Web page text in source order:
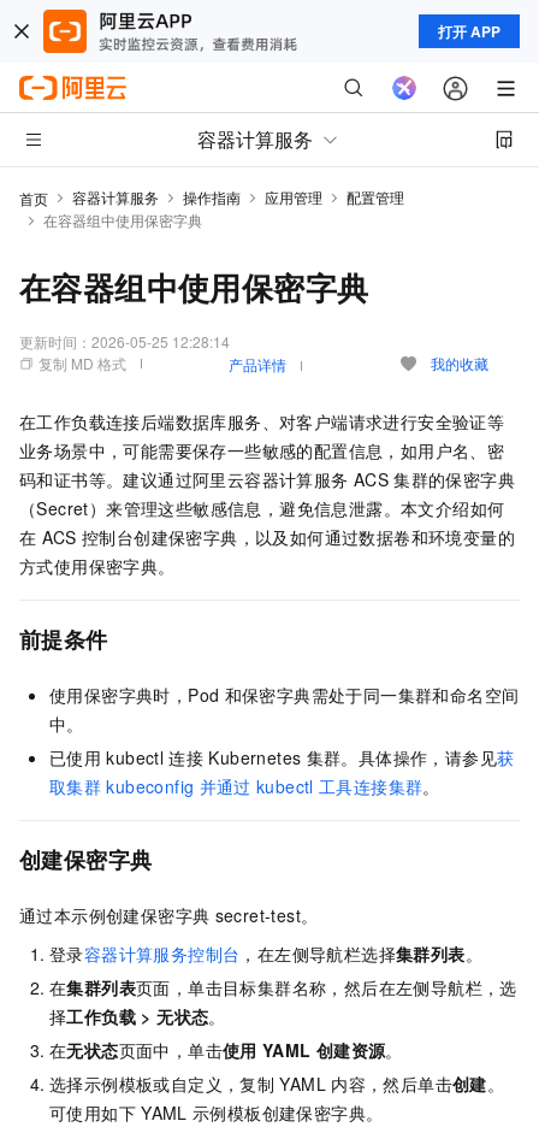
打开 APP
容器计算服务
首页 容器计算服务 操作指南 应用管理
配置管理
在容器组中使用保密字典
在容器组中使用保密字典
更新时间： 2026-05-25 12:28:14
复制 MD 格式
产品详情 我的收藏
在工作负载连接后端数据库服务、对客户端请求进行安全验证等
业务场景中，可能需要保存一些敏感的配置信息，如用户名、密
码和证书等。建议通过阿里云容器计算服务 ACS 集群的保密字典
（Secret）来管理这些敏感信息，避免信息泄露。本文介绍如何
在 ACS 控制台创建保密字典，以及如何通过数据卷和环境变量的
方式使用保密字典。
前提条件
使用保密字典时，Pod 和保密字典需处于同一集群和命名空间
中。
已使用 kubectl 连接 Kubernetes 集群。具体操作，请参见获
取集群 kubeconfig 并通过 kubectl 工具连接集群。
创建保密字典
通过本示例创建保密字典 secret-test。
登录容器计算服务控制台 ，在左侧导航栏选择集群列表。
在集群列表页面，单击目标集群名称，然后在左侧导航栏，选
择工作负载 >无状态。
在无状态页面中，单击使用 YAML 创建资源。
选择示例模板或自定义，复制 YAML 内容，然后单击创建。
可使用如下 YAML 示例模板创建保密字典。